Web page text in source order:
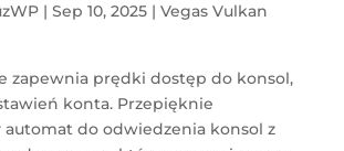
| Sep 10, 2025| Vegas Vulkan
zapewnia prędki dostęp do konsol,
konta. Przepięknie
automat do odwiedzenia konsol z